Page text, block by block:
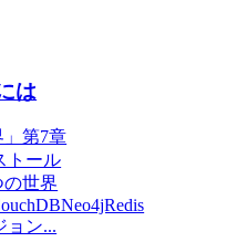
は
」第7章
トール
の世界
ョン...